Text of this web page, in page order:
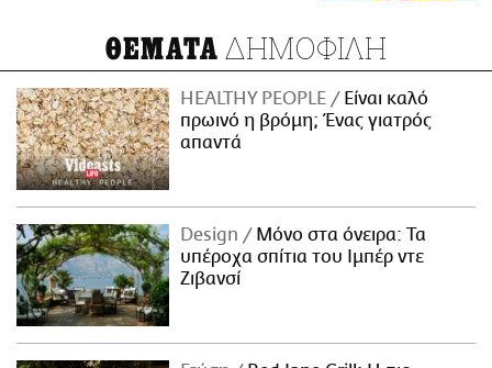
ΘΕΜΑΤΑ ΔΗΜΟΦΙΛΗ
HEALTHY PEOPLE
Είναι καλό
πρωινό η βρόμη; Ένας γιατρός
απαντά
Design
Μόνο στα όνειρα: Τα
υπέροχα σπίτια του Ιμπέρ ντε
Ζιβανσί